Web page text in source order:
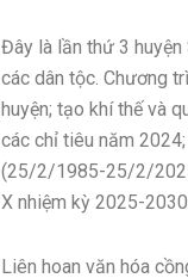
Đây là lần thứ 3 huyện
các dân tộc. Chương
huyện; tạo khí thế và
các chỉ tiêu năm
(25/2/1985-25/2/
X nhiệm kỳ 2025-2030.
Liên hoan văn hóa